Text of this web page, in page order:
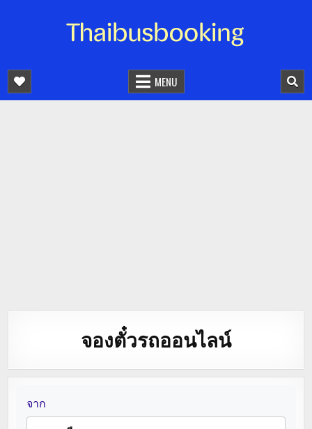
จองตั๋วรถออนไลน์ 24 ชั่วโมง
MENU
จองตั๋วรถออนไลน์